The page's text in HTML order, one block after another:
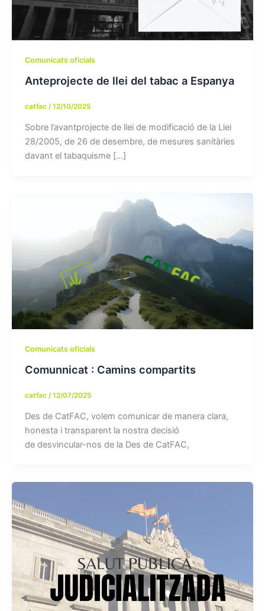
Comunicats oficials
Anteprojecte de llei del tabac a Espanya
catfac /12/10/2025
Sobre l’avantprojecte de llei de modificació de la Llei
28/2005, de 26 de desembre, de mesures sanitàries
davant el tabaquisme […]
Comunicats oficials
Comunnicat : Camins compartits
catfac /12/07/2025
Des de CatFAC, volem comunicar de manera clara,
honesta i transparent la nostra decisió
de desvincular-nos de la Des de CatFAC,